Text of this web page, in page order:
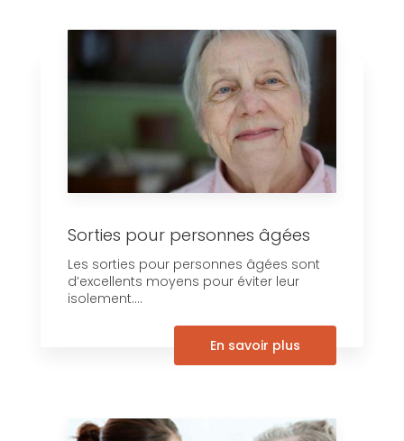
Sorties pour personnes âgées
Les sorties pour personnes âgées sont
d’excellents moyens pour éviter leur
isolement....
En savoir plus